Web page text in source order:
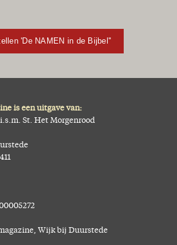
'De NAMEN in de Bijbel''
is een uitgave van:
St. Het Morgenrood
Wijk bij Duurstede